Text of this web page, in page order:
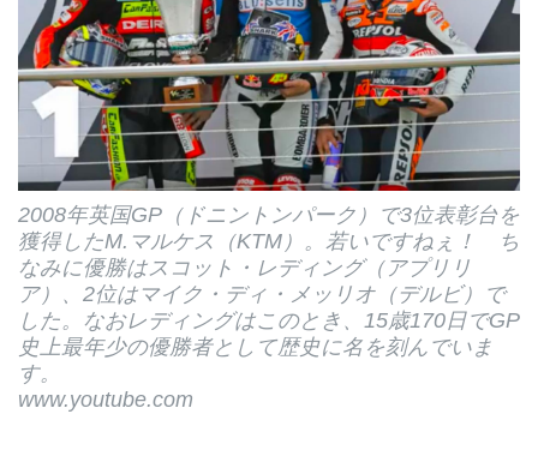
2008年英国GP（ドニントンパーク）で3位表彰台を
獲得したM.マルケス（KTM）。若いですねぇ！ ち
なみに優勝はスコット・レディング（アプリリ
ア）、2位はマイク・ディ・メッリオ（デルビ）で
した。なおレディングはこのとき、15歳170日でGP
史上最年少の優勝者として歴史に名を刻んでいま
す。
www.youtube.com